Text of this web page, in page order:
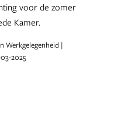
voor de zomer
Kamer.
Werkgelegenheid |
2025